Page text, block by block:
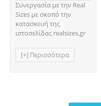
Συνεργασία με την Real
Sizes με σκοπό την
κατασκευή της
ιστοσελίδας realsizes.gr
[+] Περισσότερα